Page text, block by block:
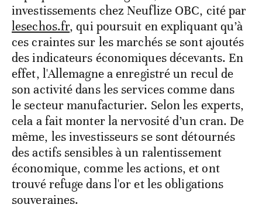
investissements chez Neuflize OBC, cité par
lesechos.fr, qui poursuit en expliquant qu’à
ces craintes sur les marchés se sont ajoutés
des indicateurs économiques décevants. En
effet, l'Allemagne a enregistré un recul de
son activité dans les services comme dans
le secteur manufacturier. Selon les experts,
cela a fait monter la nervosité d’un cran. De
même, les investisseurs se sont détournés
des actifs sensibles à un ralentissement
économique, comme les actions, et ont
trouvé refuge dans l'or et les obligations
souveraines.